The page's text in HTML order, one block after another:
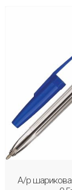
А/р